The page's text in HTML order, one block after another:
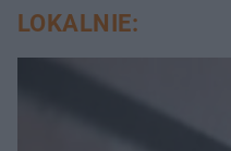
LOKALNIE: